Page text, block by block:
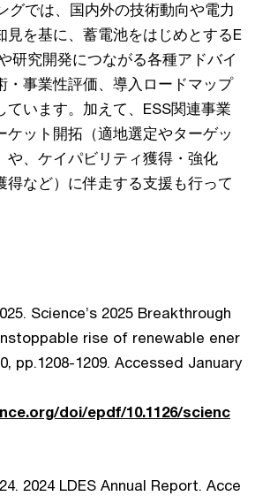
グでは、国内外の技術動向や電力
見を基に、蓄電池をはじめとするE
研究開発につながる各種アドバイ
・事業性評価、導入ロードマップ
ています。加えて、ESS関連事業
ケット開拓（適地選定やターゲッ
や、ケイパビリティ獲得・強化
得など）に伴走する支援も行って
Science’s 2025 Breakthrough
rise of renewable ener
pp.1208-1209. Accessed January
doi/epdf/10.1126/scienc
2024 LDES Annual Report. Acce